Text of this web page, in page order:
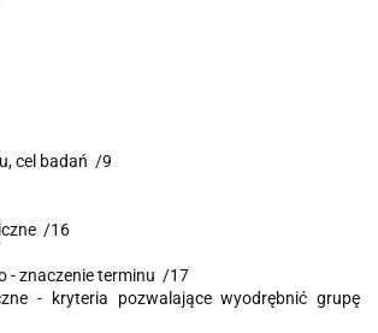
cel badań /9
/16
- znaczenie terminu /17
- kryteria pozwalające wyodrębnić grupę